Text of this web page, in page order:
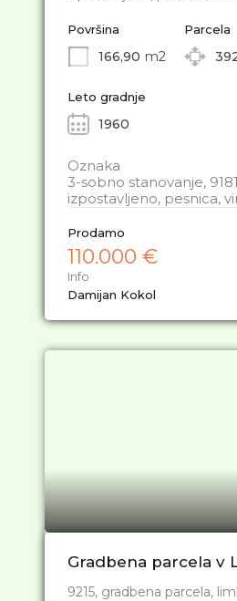
Površina
166,90 m2
Parcela
Leto gradnje
1960
Oznaka
3-sobno stanovanje,
izpostavljeno, pesnica,
Prodamo
110.000 €
Info
Damijan Kokol
Gradbena parcela v
9215, gradbena parcela,